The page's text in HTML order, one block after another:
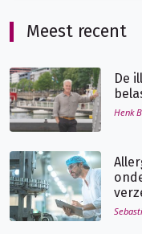
Meest recent
De
Henk